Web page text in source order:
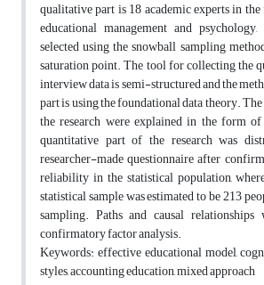
qualitative part is 18 academic experts in
educational management and
selected using the snowball sampling
saturation point. The tool for collecting the
interview data is semi-structured and the
part is using the foundational data theory.
the research were explained in the form
quantitative part of the research was
researcher-made questionnaire after
reliability in the statistical population,
statistical sample was estimated to be 213
sampling. Paths and causal
confirmatory factor analysis.
Keywords: effective educational model,
styles, accounting education, mixed approach